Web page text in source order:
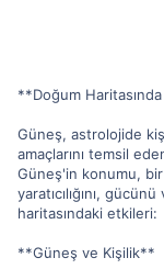
**Doğum
Güneş, astrolojide
amaçlarını temsil
Güneş'in konumu,
yaratıcılığını,
haritasındaki etkileri:
**Güneş ve Kişilik**